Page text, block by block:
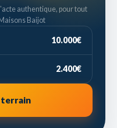
authentique, pour tout
Baijot
10.000€
2.400€
terrain